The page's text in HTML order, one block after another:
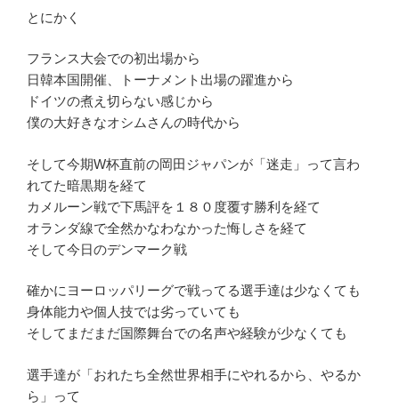
とにかく
フランス大会での初出場から
日韓本国開催、トーナメント出場の躍進から
ドイツの煮え切らない感じから
僕の大好きなオシムさんの時代から
そして今期W杯直前の岡田ジャパンが「迷走」って言わ
れてた暗黒期を経て
カメルーン戦で下馬評を１８０度覆す勝利を経て
オランダ線で全然かなわなかった悔しさを経て
そして今日のデンマーク戦
確かにヨーロッパリーグで戦ってる選手達は少なくても
身体能力や個人技では劣っていても
そしてまだまだ国際舞台での名声や経験が少なくても
選手達が「おれたち全然世界相手にやれるから、やるか
ら」って